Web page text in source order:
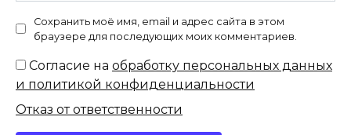
Сохранить моё имя, email и адрес сайта в этом
браузере для последующих моих комментариев.
Согласие на обработку персональных данных
и политикой конфиденциальности
Отказ от ответственности